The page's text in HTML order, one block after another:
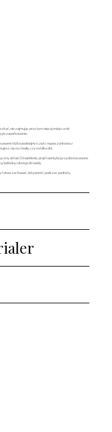
nie zajmując przy tym więcej miejsca niż
po zaparkowaniu.
łóżko podwójne i część wypoczynkowa z
się na chwilę, czy na kilka dni.
układ. Oświetlenie, prąd i wentylacja są dostosowane
lodówkę i dostęp do wody.
łatwo zachować aktywność podczas podróży.